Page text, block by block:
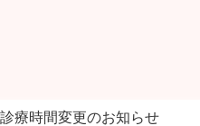
診療時間変更のお知らせ